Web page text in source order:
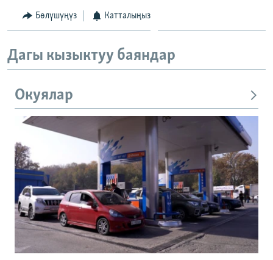
Бөлүшүңүз Катталыңыз
Дагы кызыктуу баяндар
Окуялар